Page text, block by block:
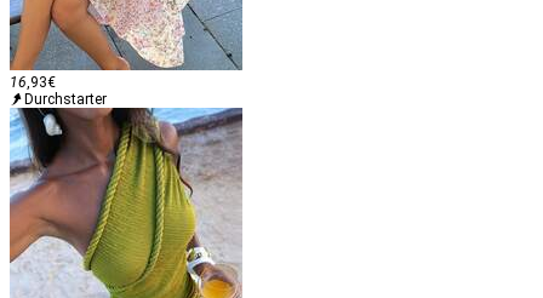
16 ,93€
Durchstarter